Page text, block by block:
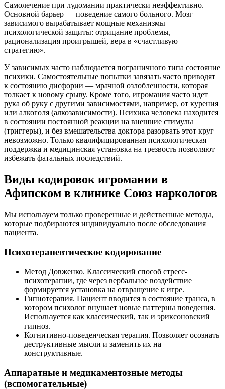
Самолечение при лудомании практически неэффективно.
Основной барьер — поведение самого больного. Мозг
зависимого вырабатывает мощные механизмы
психологической защиты: отрицание проблемы,
рационализация проигрышей, вера в «счастливую
стратегию».
У зависимых часто наблюдается пограничного типа состояние
психики. Самостоятельные попытки завязать часто приводят
к состоянию дисфории — мрачной озлобленности, которая
толкает к новому срыву. Кроме того, игромания часто идет
рука об руку с другими зависимостями, например, от курения
или алкоголя (алкозависимости). Психика человека находится
в состоянии постоянной реакции на внешние стимулы
(триггеры), и без вмешательства доктора разорвать этот круг
невозможно. Только квалифицированная психологическая
поддержка и медицинская установка на трезвость позволяют
избежать фатальных последствий.
Виды кодировок игромании в
Афипском в клинике Союз наркологов
Мы используем только проверенные и действенные методы,
которые подбираются индивидуально после обследования
пациента.
Психотерапевтическое кодирование
Метод Довженко. Классический способ стресс-
психотерапии, где через вербальное воздействие
формируется установка на отвращение к игре.
Гипнотерапия. Пациент вводится в состояние транса, в
котором психолог внушает новые паттерны поведения.
Используется как классический, так и эриксоновский
гипноз.
Когнитивно-поведенческая терапия. Позволяет осознать
деструктивные мысли и заменить их на
конструктивные.
Аппаратные и медикаментозные методы
(вспомогательные)